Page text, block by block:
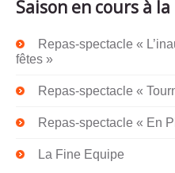
Saison en cours à
Repas-spectacle «
fêtes »
Repas-spectacle «
Repas-spectacle « En
La Fine Equipe